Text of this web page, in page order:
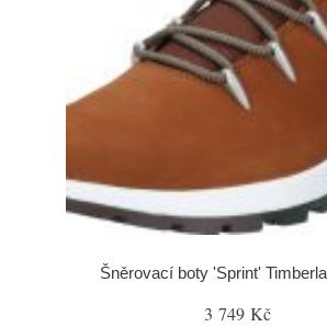
Šněrovací boty 'Sprint'
3 749 Kč